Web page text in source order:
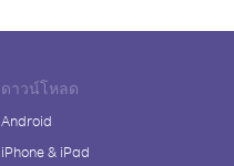
ดาวน์โหลด
Android
iPhone & iPad